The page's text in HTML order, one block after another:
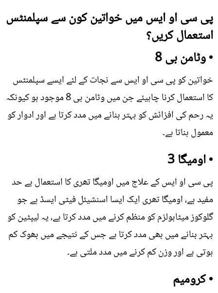
پی سی او ایس میں خواتین کون سے سپلمنٹس
استعمال کریں؟
• وٹامن بی 8
خواتین کو پی سی او ایس سے نجات کے لئے ایسے سپلمنٹس
کا استعمال کرنا چاہیئے جن میں وٹامن بی 8 موجود ہو کیونکہ
یہ رحم کی افزائش کو بہتر بنانے میں مدد کرتا ہے اور ادوار کو
معمول بناتا ہے۔
• اومیگا 3
پی سی او ایس کے علاج میں اومیگا تھری کا استعمال بے حد
مفید ہے، اومیگا تھری ایک ایسا اسنشیئل فیٹی ایسڈ ہے جو
گلوکوز میٹابولزم کو منظم کرنے میں مدد کرتا ہے، یہ لیپٹین کو
بہتر بنانے میں بھی مدد کرتا ہے جس کے نتیجے میں بھوک کم
ہوتی ہے اور وزن کم کرنے میں مدد ملتی ہے۔
• کرومیم